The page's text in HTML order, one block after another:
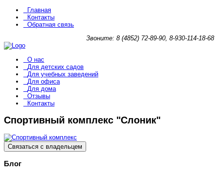
Главная
Контакты
Обратная связь
Звоните: 8 (4852) 72-89-90, 8-930-114-18-68
О нас
Для детских садов
Для учебных заведений
Для офиса
Для дома
Отзывы
Контакты
Спортивный комплекс "Слоник"
Связаться с владельцем
Блог